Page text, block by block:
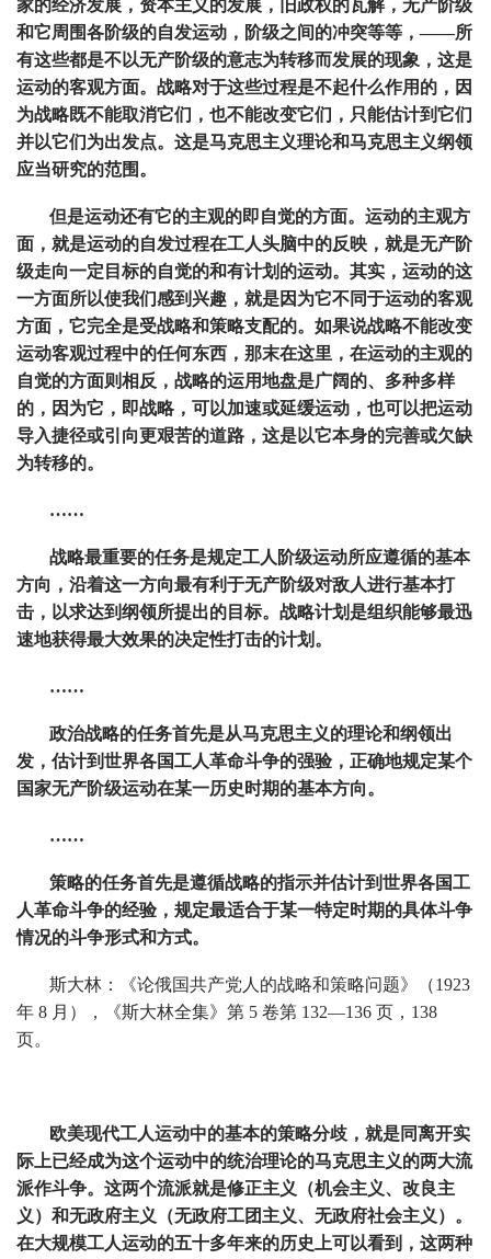
家的经济发展，资本主义的发展，旧政权的瓦解，无产阶级
和它周围各阶级的自发运动，阶级之间的冲突等等，——所
有这些都是不以无产阶级的意志为转移而发展的现象，这是
运动的客观方面。战略对于这些过程是不起什么作用的，因
为战略既不能取消它们，也不能改变它们，只能估计到它们
并以它们为出发点。这是马克思主义理论和马克思主义纲领
应当研究的范围。
但是运动还有它的主观的即自觉的方面。运动的主观方
面，就是运动的自发过程在工人头脑中的反映，就是无产阶
级走向一定目标的自觉的和有计划的运动。其实，运动的这
一方面所以使我们感到兴趣，就是因为它不同于运动的客观
方面，它完全是受战略和策略支配的。如果说战略不能改变
运动客观过程中的任何东西，那末在这里，在运动的主观的
自觉的方面则相反，战略的运用地盘是广阔的、多种多样
的，因为它，即战略，可以加速或延缓运动，也可以把运动
导入捷径或引向更艰苦的道路，这是以它本身的完善或欠缺
为转移的。
……
战略最重要的任务是规定工人阶级运动所应遵循的基本
方向，沿着这一方向最有利于无产阶级对敌人进行基本打
击，以求达到纲领所提出的目标。战略计划是组织能够最迅
速地获得最大效果的决定性打击的计划。
……
政治战略的任务首先是从马克思主义的理论和纲领出
发，估计到世界各国工人革命斗争的强验，正确地规定某个
国家无产阶级运动在某一历史时期的基本方向。
……
策略的任务首先是遵循战略的指示并估计到世界各国工
人革命斗争的经验，规定最适合于某一特定时期的具体斗争
情况的斗争形式和方式。
斯大林：《论俄国共产党人的战略和策略问题》（1923
年 8 月），《斯大林全集》第 5 卷第 132—136 页，138
页。
欧美现代工人运动中的基本的策略分歧，就是同离开实
际上已经成为这个运动中的统治理论的马克思主义的两大流
派作斗争。这两个流派就是修正主义（机会主义、改良主
义）和无政府主义（无政府工团主义、无政府社会主义）。
在大规模工人运动的五十多年来的历史上可以看到，这两种